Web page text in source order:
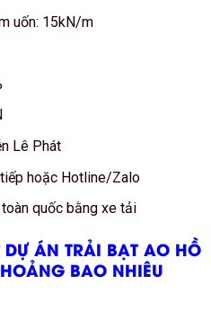
uốn: 15kN/m
Lê Phát
hoặc Hotline/Zalo
quốc bằng xe tải
ÁN TRẢI BẠT AO HỒ
BAO NHIÊU